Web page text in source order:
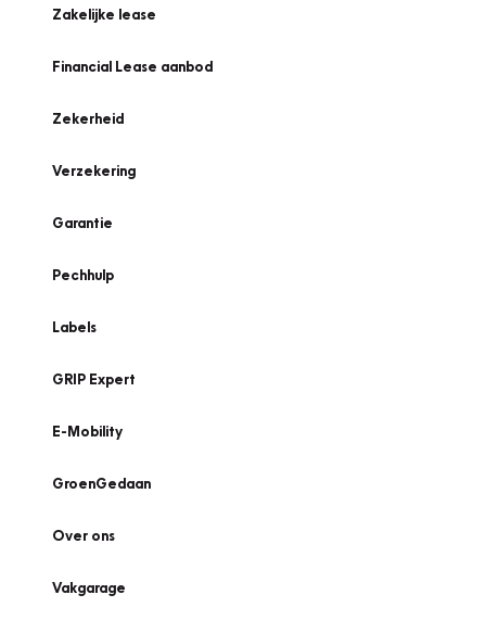
Zakelijke lease
Financial Lease aanbod
Zekerheid
Verzekering
Garantie
Pechhulp
Labels
GRIP Expert
E-Mobility
GroenGedaan
Over ons
Vakgarage